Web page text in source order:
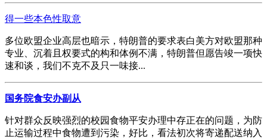
得一些本色性取意
多位欧盟企业高层也暗示，特朗普的要求表白美方对欧盟那种
专业、沉着且权要式的构和体例不满，特朗普但愿告竣一项快
速和谈，我们不克不及只一味接...
国务院食安办副从
针对群众反映强烈的校园食物平安办理中存正在的问题，为防
止运输过程中食物遭到污染，好比，看法初次将寄递配送纳入